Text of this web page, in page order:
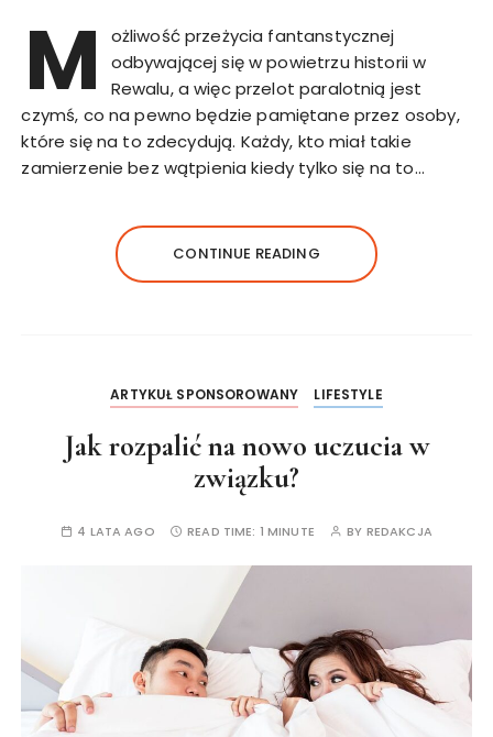
M
ożliwość przeżycia fantanstycznej
odbywającej się w powietrzu historii w
Rewalu, a więc przelot paralotnią jest
czymś, co na pewno będzie pamiętane przez osoby,
które się na to zdecydują. Każdy, kto miał takie
zamierzenie bez wątpienia kiedy tylko się na to…
CONTINUE READING
ARTYKUŁ SPONSOROWANY LIFESTYLE
Jak rozpalić na nowo uczucia w
związku?
4 LATA AGO READ TIME: 1 MINUTE BY REDAKCJA